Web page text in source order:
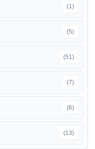
(1)
(5)
(51)
(7)
(6)
(13)